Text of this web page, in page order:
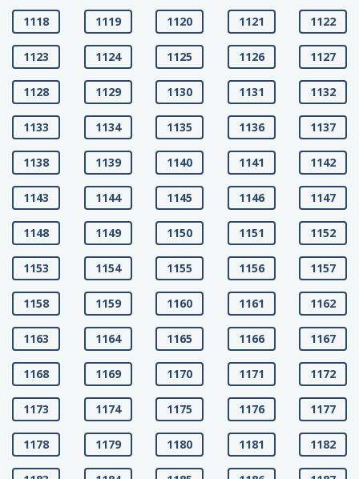
1118 1119 1120 1121 1122
1123 1124 1125 1126 1127
1128 1129 1130 1131 1132
1133 1134 1135 1136 1137
1138 1139 1140 1141 1142
1143 1144 1145 1146 1147
1148 1149 1150 1151 1152
1153 1154 1155 1156 1157
1158 1159 1160 1161 1162
1163 1164 1165 1166 1167
1168 1169 1170 1171 1172
1173 1174 1175 1176 1177
1178 1179 1180 1181 1182